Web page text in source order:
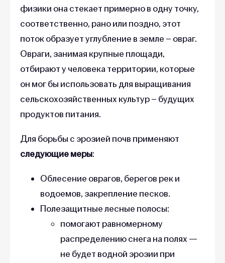
физики она стекает примерно в одну точку,
соответственно, рано или поздно, этот
поток образует углубление в земле – овраг.
Овраги, занимая крупные площади,
отбирают у человека территории, которые
он мог бы использовать для выращивания
сельскохозяйственных культур – будущих
продуктов питания.
Для борьбы с эрозией почв применяют
следующие меры:
Облесение оврагов, берегов рек и
водоемов, закрепление песков.
Полезащитные лесные полосы:
помогают равномерному
распределению снега на полях —
не будет водной эрозии при